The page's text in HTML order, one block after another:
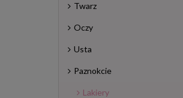
Twarz
Oczy
Usta
Paznokcie
Lakiery